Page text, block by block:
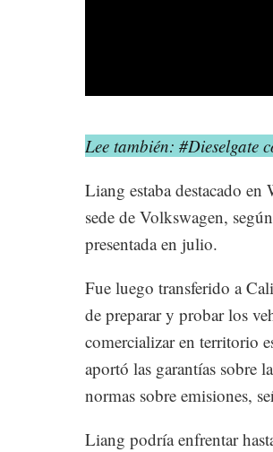
Lee también: #Dieselgate
Liang estaba destacado
sede de Volkswagen,
presentada en julio.
Fue luego transferido a
de preparar y probar los
comercializar en territorio
aportó las garantías sobre
normas sobre emisiones,
Liang podría enfrentar